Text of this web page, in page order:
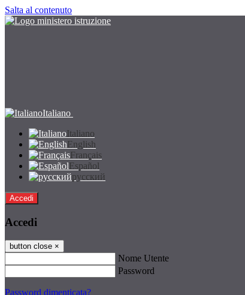
Salta al contenuto
Italiano
Italiano
English
Français
Español
русский
Accedi
Accedi
button close ×
Nome Utente
Password
Password dimenticata?